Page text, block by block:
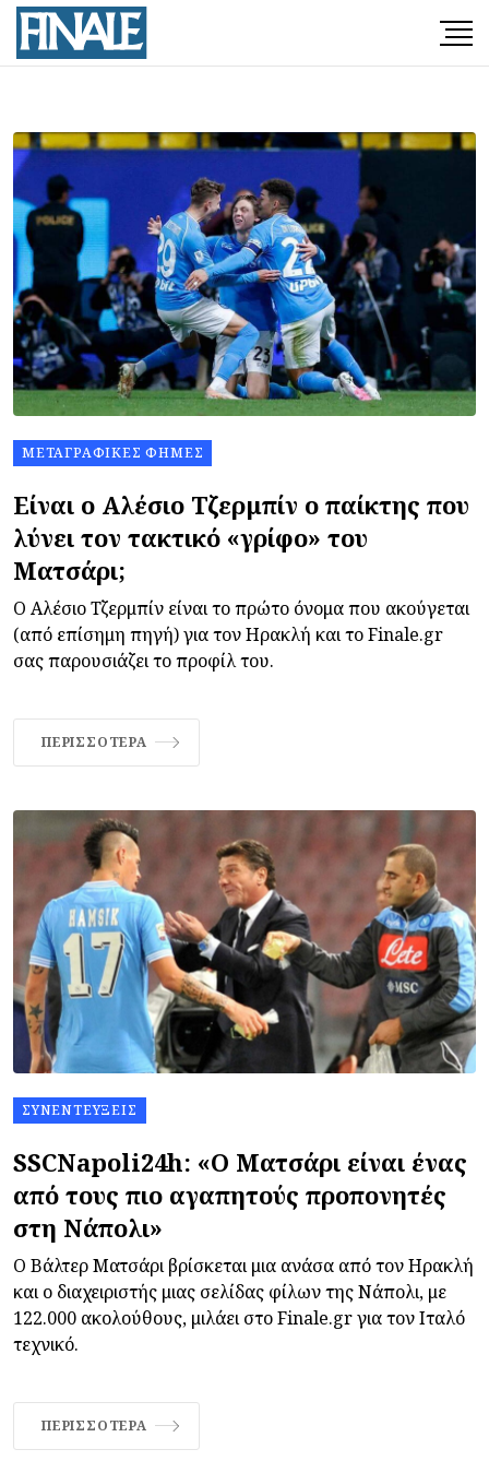
ΜΕΤΑΓΡΑΦΙΚΈΣ ΦΉΜΕΣ
Είναι ο Αλέσιο Τζερμπίν ο παίκτης που
λύνει τον τακτικό «γρίφο» του
Ματσάρι;
Ο Αλέσιο Τζερμπίν είναι το πρώτο όνομα που ακούγεται
(από επίσημη πηγή) για τον Ηρακλή και το Finale.gr
σας παρουσιάζει το προφίλ του.
ΠΕΡΙΣΣΌΤΕΡΑ
ΣΥΝΕΝΤΕΎΞΕΙΣ
SSCNapoli24h: «Ο Ματσάρι είναι ένας
από τους πιο αγαπητούς προπονητές
στη Νάπολι»
Ο Βάλτερ Ματσάρι βρίσκεται μια ανάσα από τον Ηρακλή
και ο διαχειριστής μιας σελίδας φίλων της Νάπολι, με
122.000 ακολούθους, μιλάει στο Finale.gr για τον Ιταλό
τεχνικό.
ΠΕΡΙΣΣΌΤΕΡΑ